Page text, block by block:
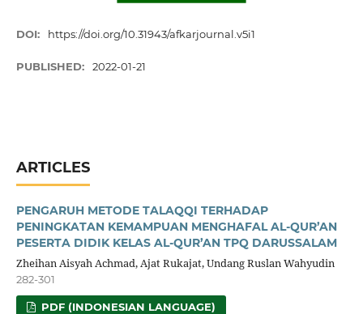
DOI: https://doi.org/10.31943/afkarjournal.v5i1
PUBLISHED: 2022-01-21
ARTICLES
PENGARUH METODE TALAQQI TERHADAP
PENINGKATAN KEMAMPUAN MENGHAFAL AL-QUR’AN
PESERTA DIDIK KELAS AL-QUR’AN TPQ DARUSSALAM
Zheihan Aisyah Achmad, Ajat Rukajat, Undang Ruslan Wahyudin
282-301
PDF (INDONESIAN LANGUAGE)